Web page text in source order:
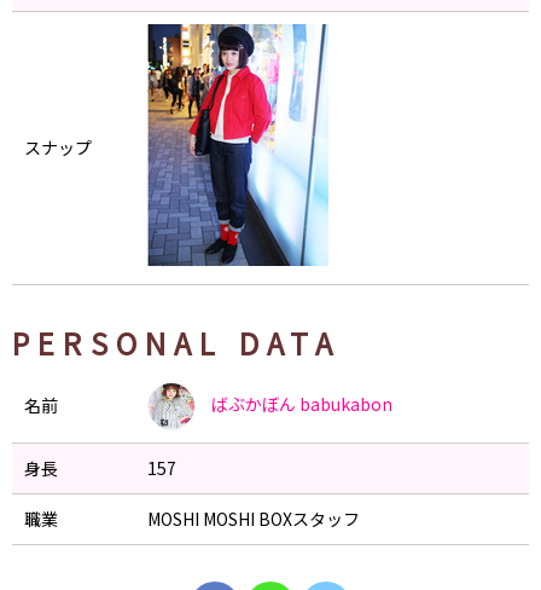
スナップ
PERSONAL DATA
名前 ばぶかぼん babukabon
身長 157
職業 MOSHI MOSHI BOXスタッフ